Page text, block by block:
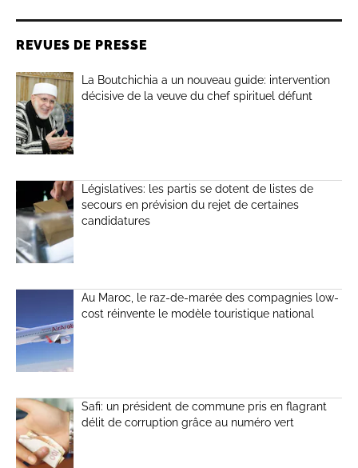
REVUES DE PRESSE
La Boutchichia a un nouveau guide: intervention
décisive de la veuve du chef spirituel défunt
Législatives: les partis se dotent de listes de
secours en prévision du rejet de certaines
candidatures
Au Maroc, le raz-de-marée des compagnies low-
cost réinvente le modèle touristique national
Safi: un président de commune pris en flagrant
délit de corruption grâce au numéro vert